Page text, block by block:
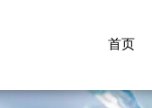
首页